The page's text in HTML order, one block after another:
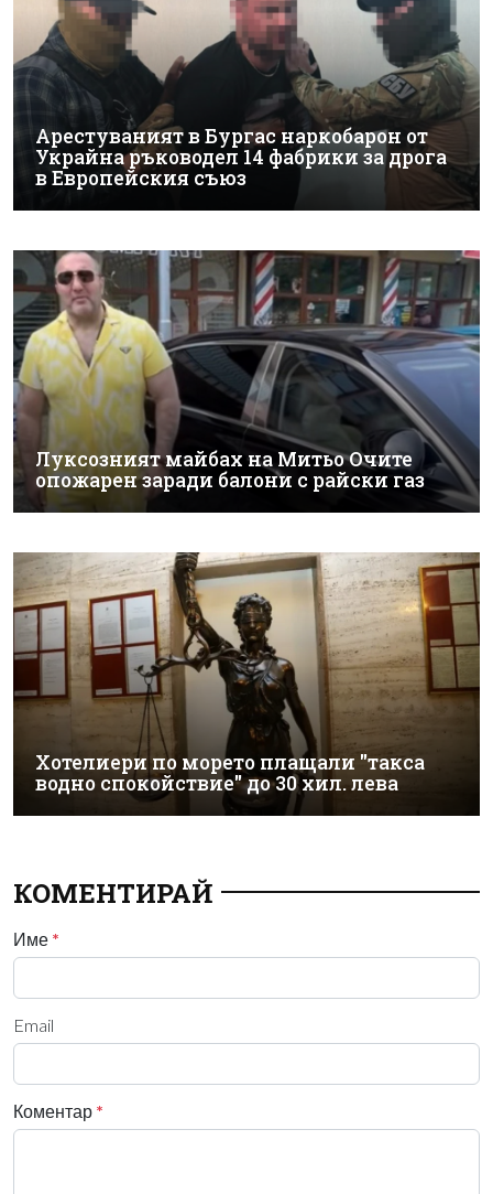
Арестуваният в Бургас наркобарон от
Украйна ръководел 14 фабрики за дрога
в Европейския съюз
Луксозният майбах на Митьо Очите
опожарен заради балони с райски газ
Хотелиери по морето плащали "такса
водно спокойствие" до 30 хил. лева
КОМЕНТИРАЙ
Име *
Email
Коментар *